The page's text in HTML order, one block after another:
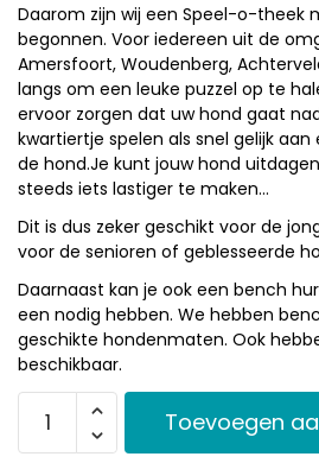
Daarom zijn wij een Speel-o-theek
begonnen. Voor iedereen uit de
Amersfoort, Woudenberg,
langs om een leuke puzzel op te
ervoor zorgen dat uw hond gaat
kwartiertje spelen als snel gelijk
de hond.Je kunt jouw hond
steeds iets lastiger te maken…
Dit is dus zeker geschikt voor de
voor de senioren of geblesseerde
Daarnaast kan je ook een bench
een nodig hebben. We hebben
geschikte hondenmaten. Ook
beschikbaar.
Toevoegen